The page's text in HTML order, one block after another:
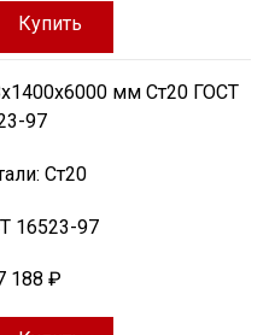
Купить
мм Ст20 ГОСТ
97
Ст20
16523-97
188 ₽